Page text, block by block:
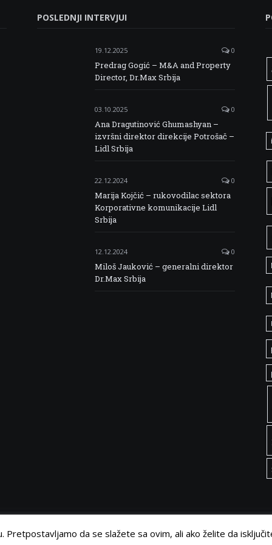
POSLEDNJI INTERVJUI
19.12.2025 0
Predrag Gogić – M&A and Property
Director, Dr.Max Srbija
03.10.2025 0
Ana Dragutinović Ghumashyan –
izvršni direktor direkcije Potrošač –
Lidl Srbija
22.12.2024 0
Marija Kojčić – rukovodilac sektora
Korporativne komunikacije Lidl
Srbija
12.12.2024 0
Miloš Jauković – generalni direktor
Dr.Max Srbija
Pretpostavljamo da se slažete sa ovim, ali ako želite da